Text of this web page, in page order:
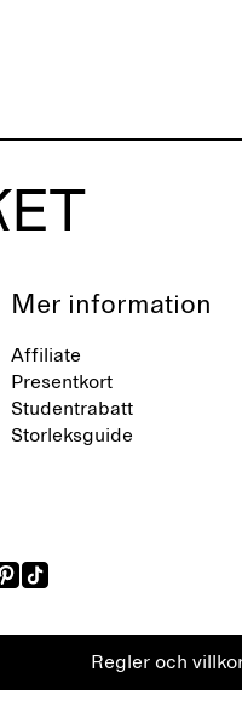
Mer information
Affiliate
Presentkort
Studentrabatt
Storleksguide
Regler och